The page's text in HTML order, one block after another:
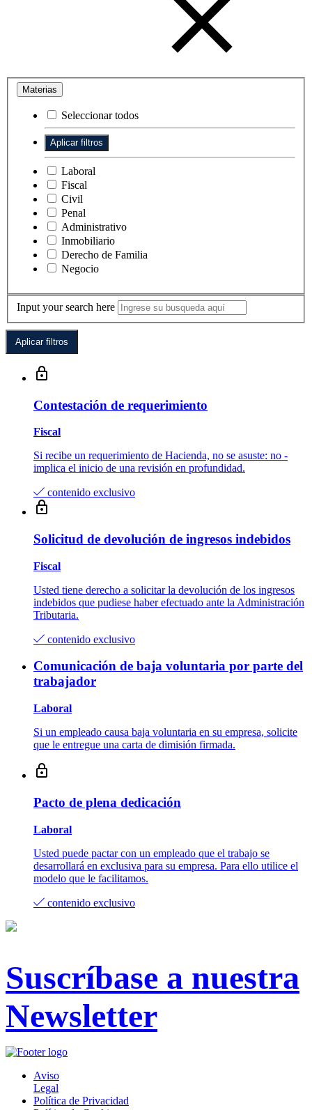
Materias
Seleccionar todos
Laboral
Fiscal
Civil
Penal
Administrativo
Inmobiliario
Derecho de Familia
Negocio
Input your search here
Contestación de requerimiento
Fiscal
Si recibe un requerimiento de Hacienda, no se asuste: no­ ­
implica el inicio de una revisión en profundidad.
contenido exclusivo
Solicitud de devolución de ingresos indebidos
Fiscal
Usted tiene derecho a solicitar la devolución de los ingresos
indebidos que pudiese haber efectuado ante la Administración
Tributaria.
contenido exclusivo
Comunicación de baja voluntaria por parte del
trabajador
Laboral
Si un empleado causa baja voluntaria en su empresa, solicite
que le entregue una carta de dimisión firmada.
Pacto de plena dedicación
Laboral
Usted puede pactar con un empleado que el trabajo se
desarrollará en exclusiva para su empresa. Para ello utilice el
modelo que le facilitamos.
contenido exclusivo
Suscríbase a nuestra
Newsletter
Aviso
Legal
Política de Privacidad